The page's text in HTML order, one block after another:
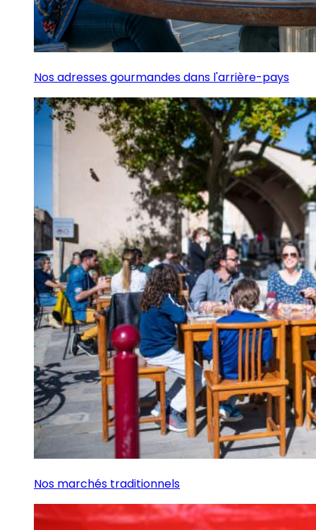
Nos adresses gourmandes dans l'arrière-pays
Nos marchés traditionnels